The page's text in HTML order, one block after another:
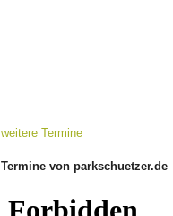
weitere Termine
Termine von parkschuetzer.de